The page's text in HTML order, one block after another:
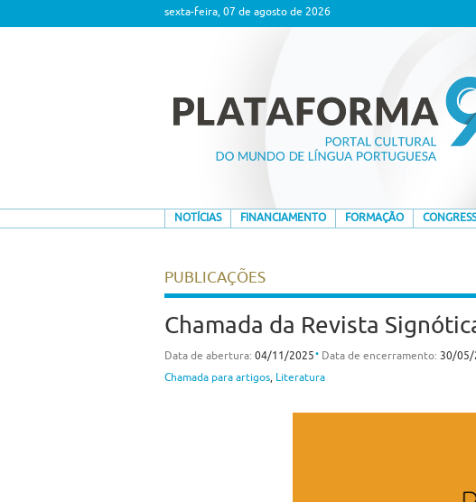
sexta-feira, 07 de agosto de 2026
NOTÍCIAS FINANCIAMENTO FORMAÇÃO
PUBLICAÇÕES
Chamada da Revista
Data de abertura: 04/11/2025⋅ Data de encerramento: 30/05/
Chamada para artigos, Literatura